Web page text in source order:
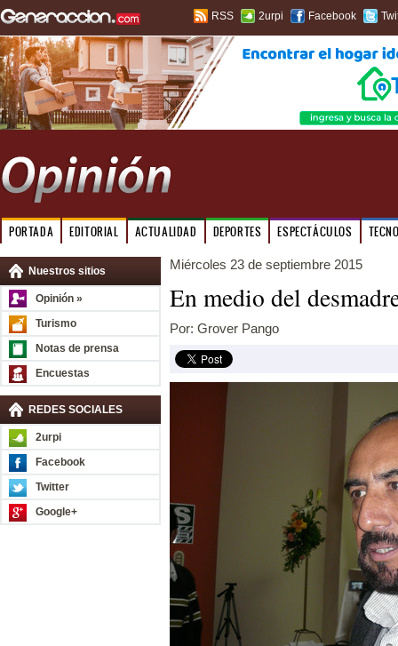
RSS 2urpi Facebook
PORTADA EDITORIAL ACTUALIDAD DEPORTES ESPECTÁCULOS
Nuestros sitios
Opinión »
Turismo
Notas de prensa
Encuestas
REDES SOCIALES
2urpi
Facebook
Twitter
Google+
Miércoles 23 de septiembre 2015
En medio del
Por: Grover Pango